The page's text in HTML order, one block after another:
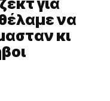
για
να
κι